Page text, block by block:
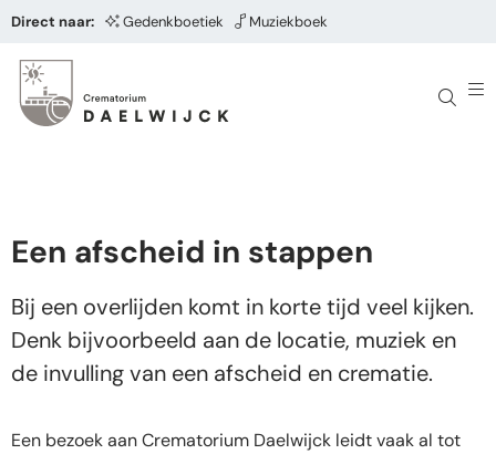
Direct naar: Gedenkboetiek Muziekboek
Een afscheid in stappen ​
Bij een overlijden komt in korte tijd veel kijken.
Denk bijvoorbeeld aan de locatie, muziek en
de invulling van een afscheid en crematie.
Een bezoek aan Crematorium Daelwijck leidt vaak al tot